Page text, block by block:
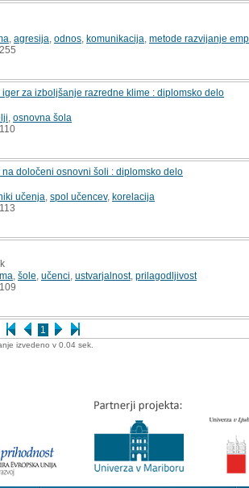
1
agresija odnos komunikacija metode razvijanje
255
za izboljšanje razredne klime : diplomsko delo
osnovna šola
110
določeni osnovni šoli : diplomsko delo
učenja spol učencev, korelacija
113
šole učenci ustvarjalnost, prilagodljivost
109
izvedeno v 0.04 sek.